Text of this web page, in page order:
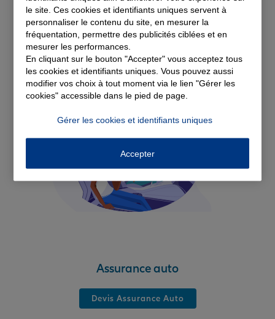
Découvrez nos
solutions d'assurance
Assurance auto
Devis Assurance Auto
le site. Ces cookies et identifiants uniques servent à
personnaliser le contenu du site, en mesurer la
fréquentation, permettre des publicités ciblées et en
mesurer les performances.
En cliquant sur le bouton "Accepter" vous acceptez tous
les cookies et identifiants uniques. Vous pouvez aussi
modifier vos choix à tout moment via le lien "Gérer les
cookies" accessible dans le pied de page.
Gérer les cookies et identifiants uniques
Accepter